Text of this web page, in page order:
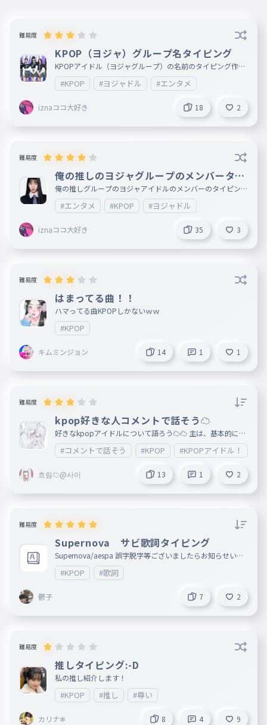
難易度
KPOP（ヨジャ）グループ名タイピング
KPOPアイドル（ヨジャグループ）の名前のタイピング作っ
てみた〜 俺の推しグループは、izna、BABYMONSTER、He
arts2Hearts、TWICE、ITZY
#KPOP #ヨジャドル #エンタメ
iznaココ大好き 18 2
難易度
俺の推しのヨジャグループのメンバータイ
ピング
俺の推しグループのヨジャアイドルのメンバーのタイピング
作ってみた〜 俺の推しグループ izna、BABYMONSTER、H
earts2Hearts、TWICE、ITZY グループの中での一推しメンバ
ー izna ココ BABYMONSTER ラミ Hearts2Hearts
ジウ TWICE ツウィ ITZY ユナ
#エンタメ #KPOP #ヨジャドル
iznaココ大好き 35 3
難易度
はまってる曲！！
ハマってる曲KPOPしかないｗｗ
#KPOP
キムミンジョン 14 1 1
難易度
kpop好きな人コメントで話そう☁
好きなkpopアイドルについて語ろう☁☁ 主は、基本的に雑
食なのでなんでも話せます！！コメントで話そう～☁
#コメントで話そう #KPOP #KPOPアイドル！
흐림☁@사이 13 1 2
難易度
Supernova サビ歌詞タイピング
Supernova/aespa 誤字脱字等ございましたらお知らせいた
だきたいです 参考：https://katakanakpop.hatenablog.jp/
entry/aespa-supernova
#KPOP #歌詞
鬱子 7 2
難易度
推しタイピング:-D
私の推し紹介します！
#KPOP #推し #尊い
カリナ❄ 8 4 9